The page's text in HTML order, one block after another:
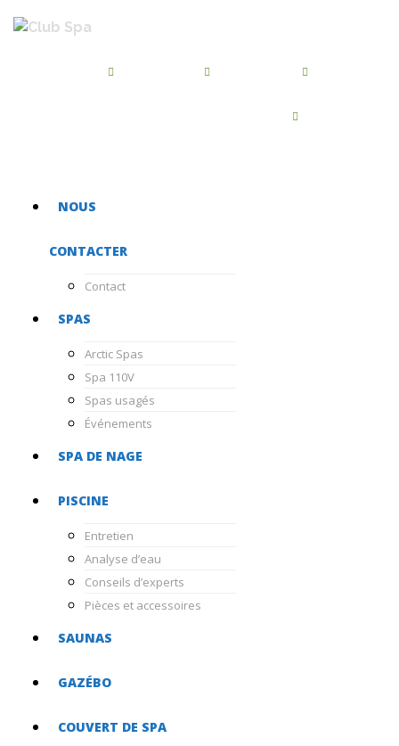
NOUS
CONTACTER
Contact
SPAS
Arctic Spas
Spa 110V
Spas usagés
Événements
SPA DE NAGE
PISCINE
Entretien
Analyse d’eau
Conseils d’experts
Pièces et accessoires
SAUNAS
GAZÉBO
COUVERT DE SPA